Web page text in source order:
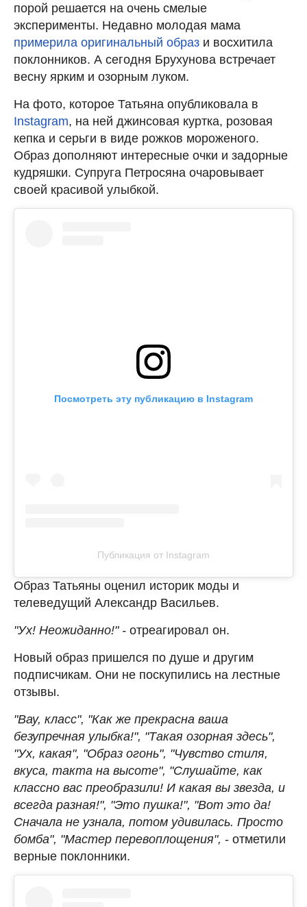
порой решается на очень смелые
эксперименты. Недавно молодая мама
примерила оригинальный образ и восхитила
поклонников. А сегодня Брухунова встречает
весну ярким и озорным луком.
На фото, которое Татьяна опубликовала в
Instagram, на ней джинсовая куртка, розовая
кепка и серьги в виде рожков мороженого.
Образ дополняют интересные очки и задорные
кудряшки. Супруга Петросяна очаровывает
своей красивой улыбкой.
Посмотреть эту публикацию в Instagram
Публикация от Instagram
Образ Татьяны оценил историк моды и
телеведущий Александр Васильев.
"Ух! Неожиданно!" - отреагировал он.
Новый образ пришелся по душе и другим
подписчикам. Они не поскупились на лестные
отзывы.
"Вау, класс", "Как же прекрасна ваша
безупречная улыбка!", "Такая озорная здесь",
"Ух, какая", "Образ огонь", "Чувство стиля,
вкуса, такта на высоте", "Слушайте, как
классно вас преобразили! И какая вы звезда, и
всегда разная!", "Это пушка!", "Вот это да!
Сначала не узнала, потом удивилась. Просто
бомба", "Мастер перевоплощения", - отметили
верные поклонники.